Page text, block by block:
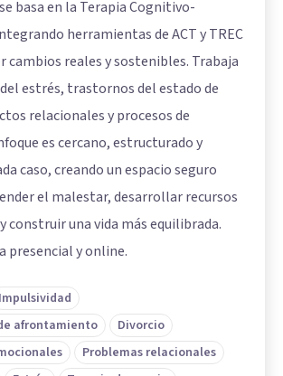
basa en la Terapia Cognitivo-
herramientas de ACT y TREC
cambios reales y sostenibles. Trabaja
estrés, trastornos del estado de
relacionales y procesos de
es cercano, estructurado y
caso, creando un espacio seguro
el malestar, desarrollar recursos
construir una vida más equilibrada.
presencial y online.
Impulsividad
afrontamiento
Divorcio
Problemas relacionales